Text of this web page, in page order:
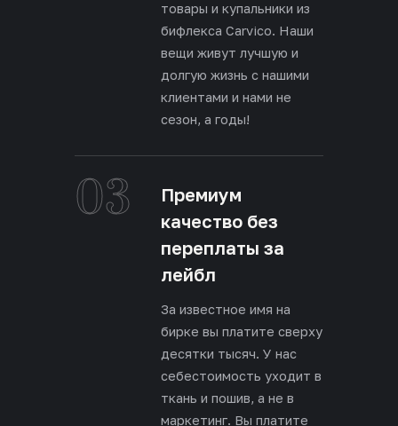
товары и купальники из
бифлекса Carvico. Наши
вещи живут лучшую и
долгую жизнь с нашими
клиентами и нами не
сезон, а годы!
03
Премиум
качество без
переплаты за
лейбл
За известное имя на
бирке вы платите сверху
десятки тысяч. У нас
себестоимость уходит в
ткань и пошив, а не в
маркетинг. Вы платите